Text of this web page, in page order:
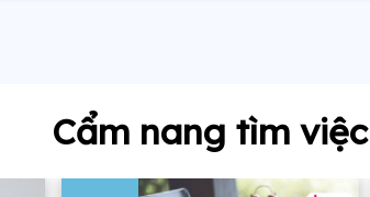
Cẩm nang tìm việc